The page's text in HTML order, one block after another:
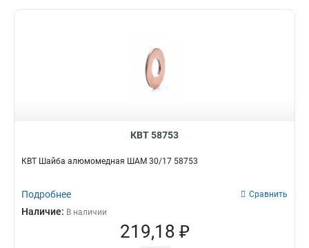
КВТ 58753
КВТ Шайба алюмомедная ШАМ 30/17 58753
Подробнее Сравнить
Наличие: В наличии
219,18 ₽